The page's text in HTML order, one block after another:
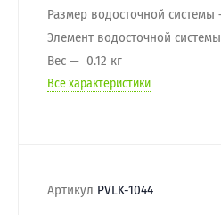
Размер водосточной системы
Элемент водосточной системы
Вес
0.12 кг
Все характеристики
Артикул PVLK-1044